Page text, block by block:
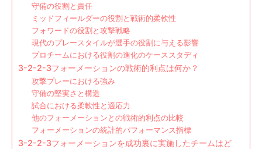
守備の役割と責任
ミッドフィールダーの役割と戦術的柔軟性
フォワードの役割と攻撃戦略
現代のプレースタイルが選手の役割に与える影響
プロチームにおける役割の進化のケーススタディ
3-2-2-3フォーメーションの戦術的利点は何か？
攻撃プレーにおける強み
守備の堅実さと構造
試合における柔軟性と適応力
他のフォーメーションとの戦術的利点の比較
フォーメーションの統計的パフォーマンス指標
3-2-2-3フォーメーションを成功裏に実施したチームはど